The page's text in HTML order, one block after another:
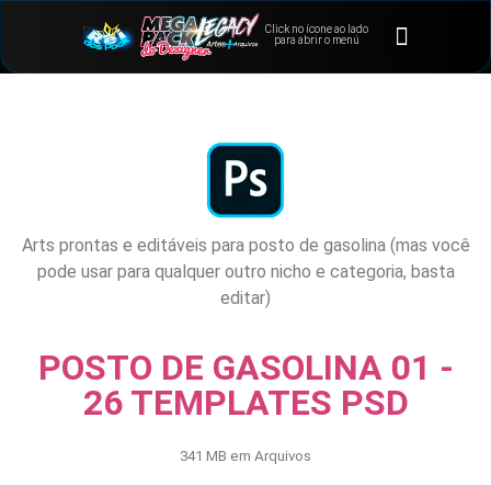
Click no ícone ao lado
para abrir o menú
Arts prontas e editáveis para posto de gasolina (mas você
pode usar para qualquer outro nicho e categoria, basta
editar)
POSTO DE GASOLINA 01 -
26 TEMPLATES PSD
341 MB em Arquivos